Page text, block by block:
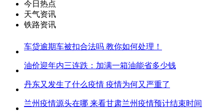
今日热点
天气资讯
铁路资讯
车贷逾期车被扣合法吗 教你如何处理！
油价迎年内三连跌：加满一箱油能省多少钱
丹东又发生了什么疫情 疫情为何又严重了
兰州疫情源头在哪 来看甘肃兰州疫情预计结束时间